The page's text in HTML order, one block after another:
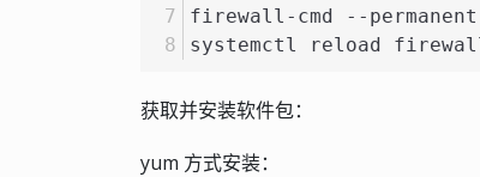
firewall-cmd --
systemctl reload
获取并安装软件包：
yum 方式安装：